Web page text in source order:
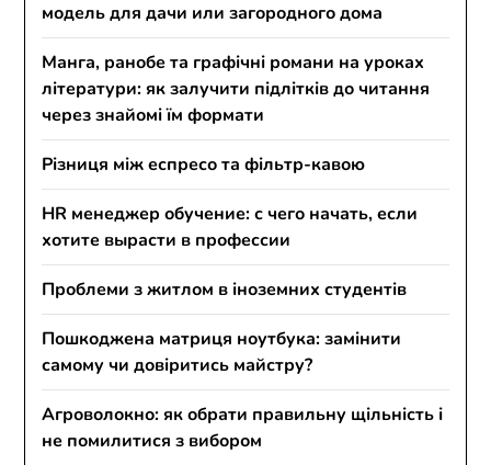
модель для дачи или загородного дома
Манга, ранобе та графічні романи на уроках
літератури: як залучити підлітків до читання
через знайомі їм формати
Різниця між еспресо та фільтр-кавою
HR менеджер обучение: с чего начать, если
хотите вырасти в профессии
Проблеми з житлом в іноземних студентів
Пошкоджена матриця ноутбука: замінити
самому чи довіритись майстру?
Агроволокно: як обрати правильну щільність і
не помилитися з вибором